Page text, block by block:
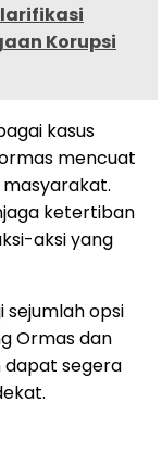
Korupsi
kasus
mencuat
ketertiban
aksi yang
sejumlah opsi
Ormas dan
dapat segera